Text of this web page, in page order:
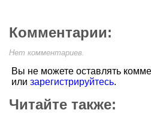
Комментарии:
Нет комментариев.
Вы не можете оставлять
или зарегистрируйтесь.
Читайте также: